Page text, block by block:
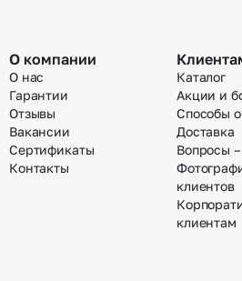
О компании
О нас
Гарантии
Отзывы
Вакансии
Сертификаты
Контакты
Каталог
Акции и
Способы
Доставка
Вопросы
клиентов
клиентам